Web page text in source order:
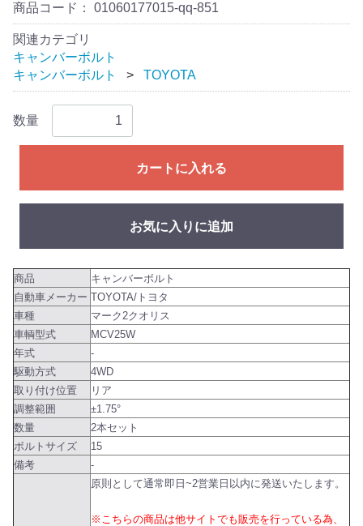
商品コード： 01060177015-qq-851
関連カテゴリ
キャンバーボルト
キャンバーボルト
TOYOTA
数量
カートに入れる
お気に入りに追加
商品
キャンバーボルト
自動車メーカー TOYOTA/トヨタ
車種
マーク2クオリス
車輌型式
MCV25W
年式
-
駆動方式
4WD
取り付け位置
リア
調整範囲
±1.75°
数量
2本セット
ボルトサイズ
15
備考
-
原則として通常即日~2営業日以内に発送いたします。
※こちらの商品は他サイトでも販売を行っている為、